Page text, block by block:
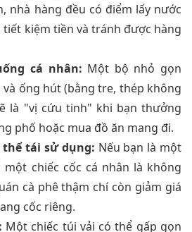
nhà hàng đều có điểm lấy nước
tiết kiệm tiền và tránh được hàng
cá nhân: Một bộ nhỏ gọn
và ống hút (bằng tre, thép không
là "vị cứu tinh" khi bạn thưởng
phố hoặc mua đồ ăn mang đi.
thể tái sử dụng: Nếu bạn là một
chiếc cốc cá nhân là không
cà phê thậm chí còn giảm giá
cốc riêng.
Một chiếc túi vải có thể gấp gọn